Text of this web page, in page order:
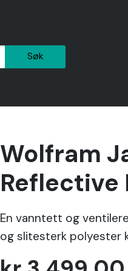
Søk
Wolfram
Reflective
En vanntett og
og slitesterk polyester